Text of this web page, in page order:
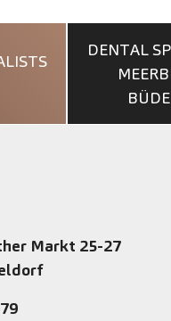
DENTAL
Markt 25-27